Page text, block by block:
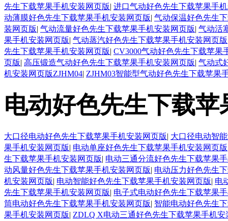
先生下载苹果手机安装网页版| 进口气动好色先生下载苹果手
动薄膜好色先生下载苹果手机安装网页版| 气动保温好色先生
装网页版| 气动流量好色先生下载苹果手机安装网页版| 气动活
果手机安装网页版| 气动蒸汽好色先生下载苹果手机安装网页版
先生下载苹果手机安装网页版| CV3000气动好色先生下载苹果
页版| 高压锻造气动好色先生下载苹果手机安装网页版| 气动式
机安装网页版ZJHM04| ZJHM03智能型气动好色先生下载苹果
电动好色先生下载
大口径电动好色先生下载苹果手机安装网页版| 大口径电动智
果手机安装网页版| 电动单座好色先生下载苹果手机安装网页版
生下载苹果手机安装网页版| 电动三通分流好色先生下载苹果
动风量好色先生下载苹果手机安装网页版| 电动压力好色先生
机安装网页版| 电动智能好色先生下载苹果手机安装网页版| 电
先生下载苹果手机安装网页版| 电子式电动好色先生下载苹果
筒电动好色先生下载苹果手机安装网页版| 智能电动好色先生
果手机安装网页版| ZDLQ X电动三通好色先生下载苹果手机安